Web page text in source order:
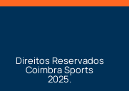
Direitos Reservados
Coimbra Sports
2025.